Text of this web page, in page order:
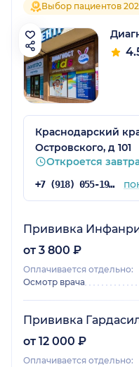
Выбор пациентов
Краснодарский
Островского, д 101
Откроется
+7 (918) 055-19-70
Прививка
от 3 800 ₽
Оплачивается отдельно:
Осмотр врача
Прививка
от 12 000 ₽
Оплачивается отдельно: